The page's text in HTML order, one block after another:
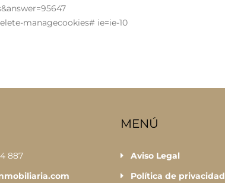
managecookies# ie=ie-10
887
MENÚ
Aviso Legal
Política de privacidad